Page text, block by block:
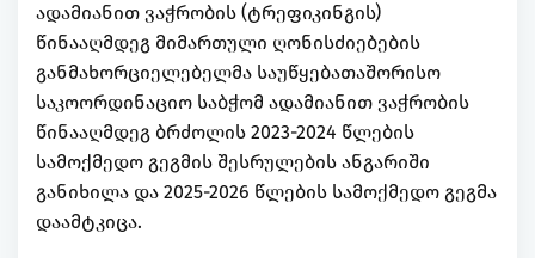
ადამიანით ვაჭრობის (ტრეფიკინგის)
წინააღმდეგ მიმართული ღონისძიებების
განმახორციელებელმა საუწყებათაშორისო
საკოორდინაციო საბჭომ ადამიანით ვაჭრობის
წინააღმდეგ ბრძოლის 2023-2024 წლების
სამოქმედო გეგმის შესრულების ანგარიში
განიხილა და 2025-2026 წლების სამოქმედო გეგმა
დაამტკიცა.